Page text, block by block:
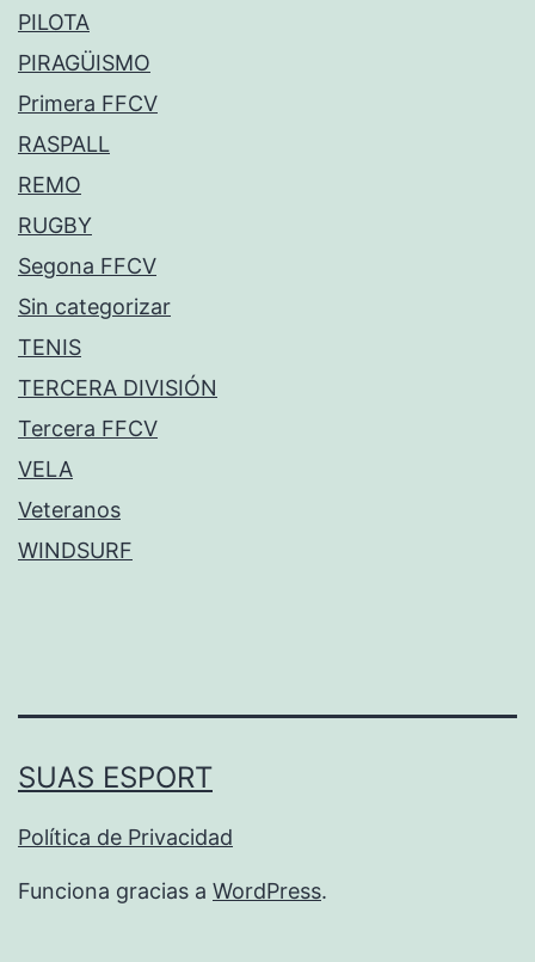
PILOTA
PIRAGÜISMO
Primera FFCV
RASPALL
REMO
RUGBY
Segona FFCV
Sin categorizar
TENIS
TERCERA DIVISIÓN
Tercera FFCV
VELA
Veteranos
WINDSURF
SUAS ESPORT
Política de Privacidad
Funciona gracias a WordPress.